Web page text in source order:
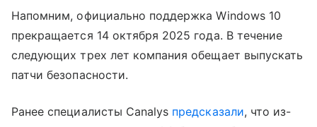
Напомним, официально поддержка Windows 10
прекращается 14 октября 2025 года. В течение
следующих трех лет компания обещает выпускать
патчи безопасности.
Ранее специалисты Canalys предсказали, что из-